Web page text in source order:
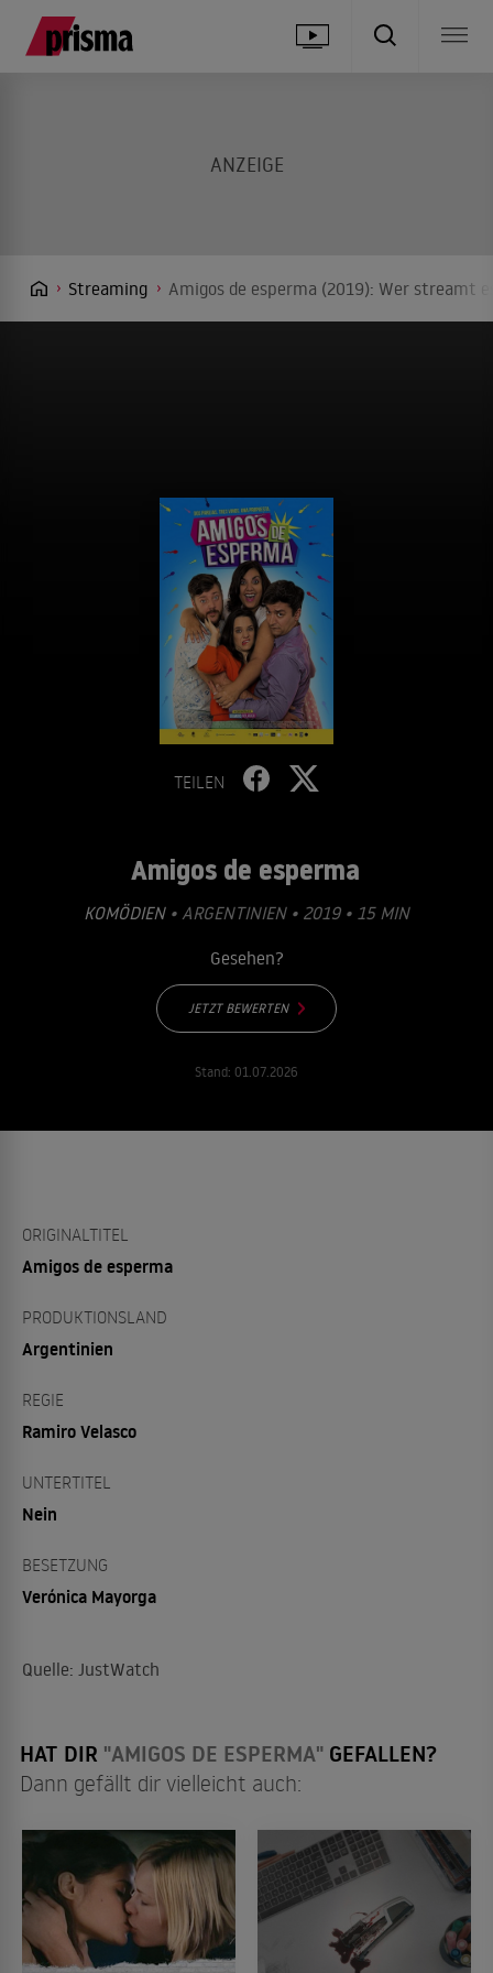
Streaming Amigos de esperma (2019): Wer streamt
TEILEN
Amigos de esperma
KOMÖDIEN• ARGENTINIEN • 2019 • 15 MIN
Gesehen?
JETZT BEWERTEN
Stand: 01.07.2026
ORIGINALTITEL
Amigos de esperma
PRODUKTIONSLAND
Argentinien
REGIE
Ramiro Velasco
UNTERTITEL
Nein
BESETZUNG
Verónica Mayorga
Quelle: JustWatch
HAT DIR "AMIGOS DE ESPERMA" GEFALLEN?
Dann gefällt dir vielleicht auch: